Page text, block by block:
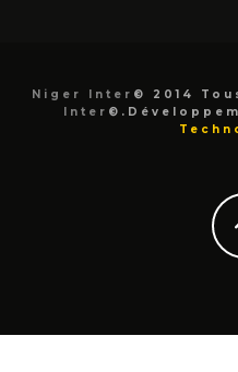
Niger Inter © 2014
Inter